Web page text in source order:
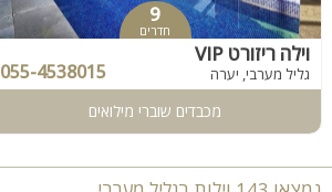
9
חדרים
וילה ריזורט VIP
גליל מערבי, יערה 055-4538015
מכבדים שוברי מילואים